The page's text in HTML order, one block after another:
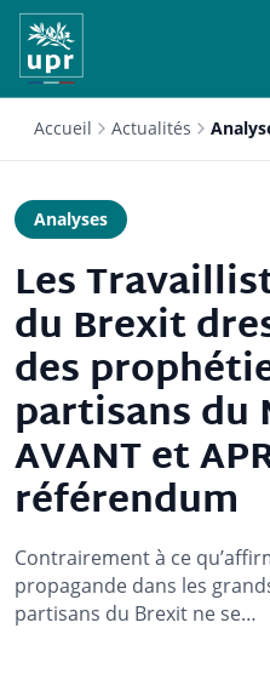
Accueil Actualités
Analyses
Les
du Brexit
des
partisans du
AVANT et
référendum
Contrairement à ce
propagande dans les
partisans du Brexit ne se…